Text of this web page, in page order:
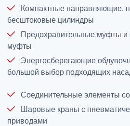
Компактные направляющие,
бесштоковые цилиндры
Предохранительные муфты и
муфты
Энергосберегающие
большой выбор подходящих
Соединительные элементы
Шаровые краны с
приводами